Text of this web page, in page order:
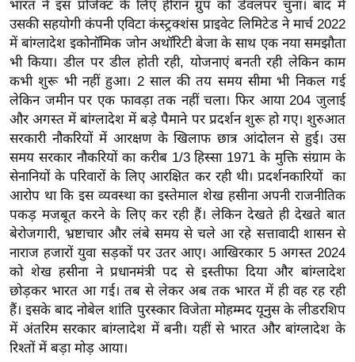
ज
ग
त
बॉ
ली
वु
ड
हॉ
ली
वु
ड
फि
ल्म
स
मी
क्षा
भारत ने इस प्रोजेक्ट के लिए हीरानं ग्रुप को डेवलपर चुना। बाद में
उसकी सहयोगी कंपनी एविटा कंस्ट्रक्शंस प्राइवेट लिमिटेड ने मार्च 2022
में बांग्लादेश इकोनॉमिक जोन अथॉरिटी बेजा के साथ एक नया समझौता
भी किया। डील पर डील होती रही, योजनाएं बनती रही लेकिन काम
कभी शुरू भी नहीं हुआ। 2 साल की तय समय सीमा भी निकल गई
लेकिन जमीन पर एक फावड़ा तक नहीं चला। फिर आया 204 जुलाई
और अगस्त में बांग्लादेश में बड़े पैमाने पर प्रदर्शन शुरू हो गए। शुरुआत
सरकारी नौकरियों में आरक्षण के खिलाफ छात्र आंदोलन से हुई। उस
समय सरकार नौकरियों का करीब 1/3 हिस्सा 1971 के मुक्ति संग्राम के
सेनानियों के परिवारों के लिए आरक्षित कर रही थी। प्रदर्शनकारियों का
आरोप था कि इस व्यवस्था का इस्तेमाल शेख हसीना अपनी राजनीतिक
पकड़ मजबूत करने के लिए कर रही हैं। लेकिन देखते ही देखते बात
बेरोजगारी, भ्रष्टाचार और लंबे समय से चले आ रहे सत्तावादी शासन से
नाराज हजारों युवा सड़कों पर उतर आए। आखिरकार 5 अगस्त 2024
को शेख हसीना ने प्रधानमंत्री पद से इस्तीफा दिया और बांग्लादेश
छोड़कर भारत आ गई। तब से लेकर अब तक भारत में ही वह रह रही
हैं। इसके बाद नोबेल शांति पुरस्कार विजेता मोहम्मद यूनुस के लीडरशिप
में अंतरिम सरकार बांग्लादेश में बनी। यहीं से भारत और बांग्लादेश के
रिश्तों में बड़ा मोड़ आया।